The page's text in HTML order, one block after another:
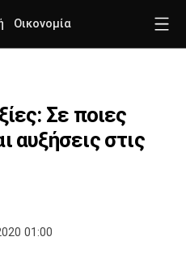
Οικονομία
Σε ποιες
αυξήσεις στις
01:00